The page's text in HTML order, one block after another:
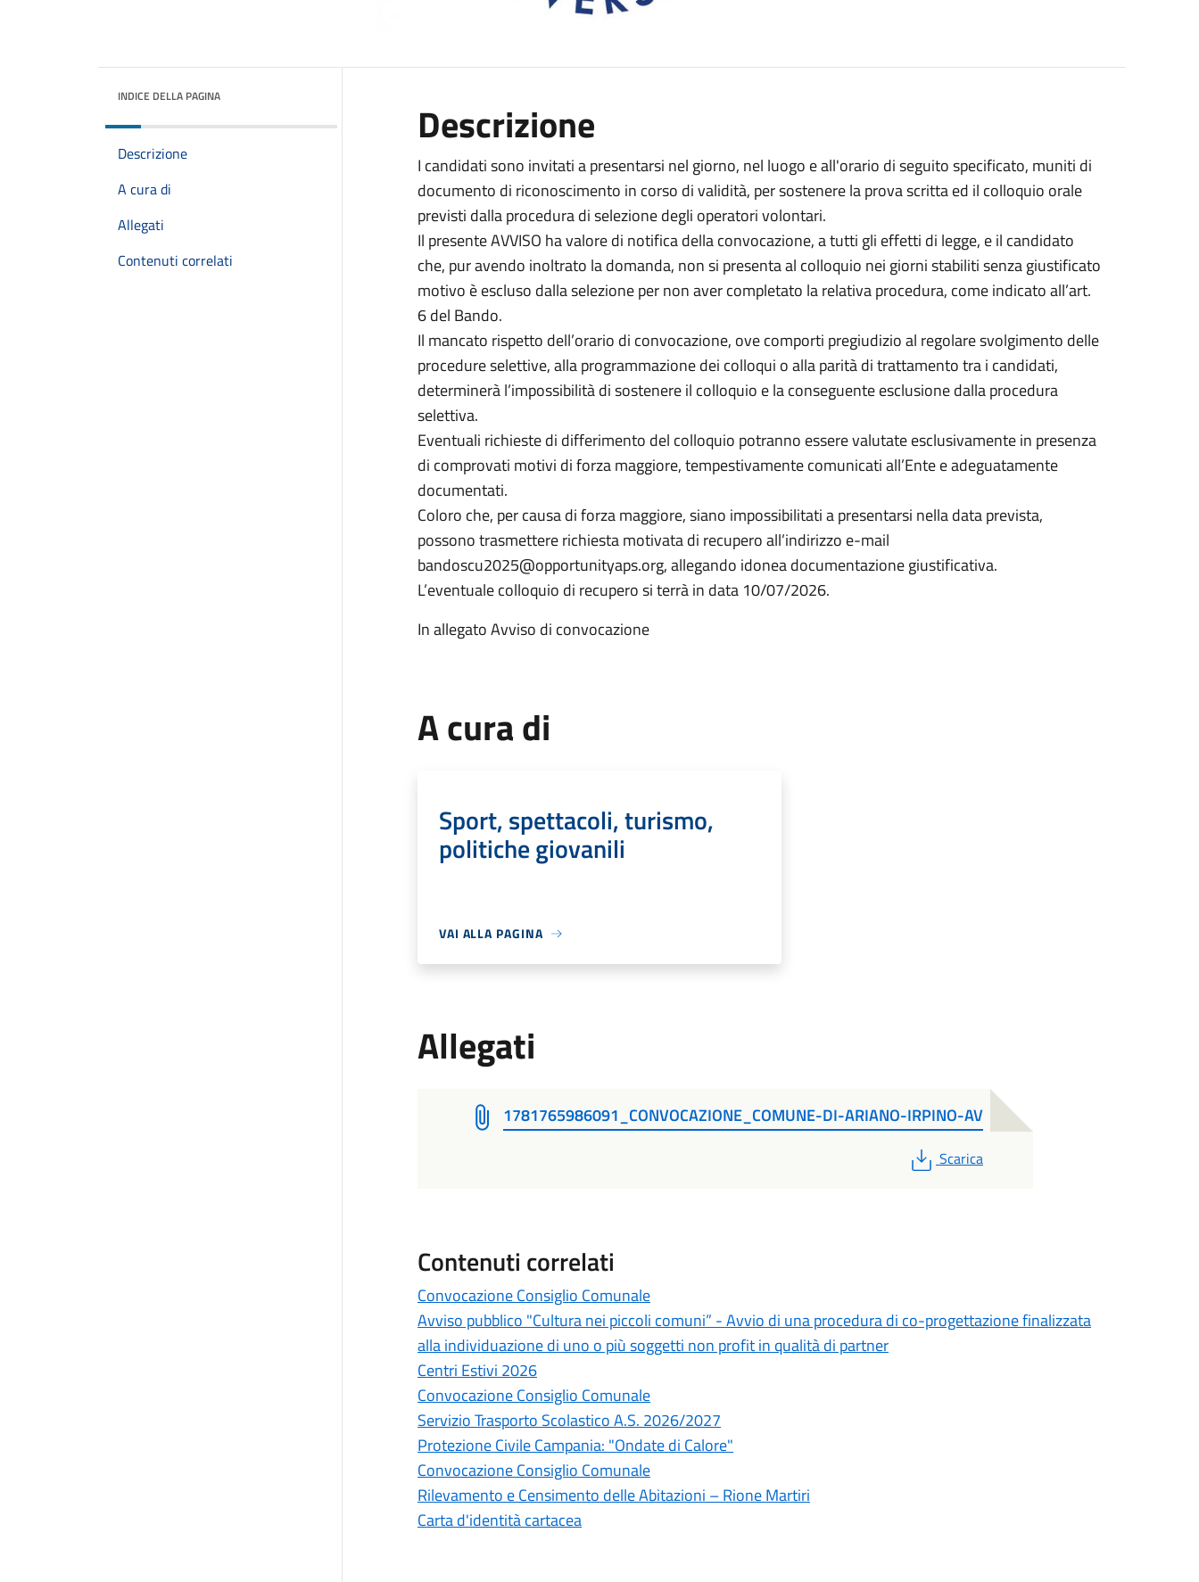
INDICE DELLA PAGINA
Descrizione
A cura di
Allegati
Contenuti correlati
Descrizione
I candidati sono invitati a presentarsi nel giorno, nel luogo e all'orario di seguito specificato, muniti di
documento di riconoscimento in corso di validità, per sostenere la prova scritta ed il colloquio orale
previsti dalla procedura di selezione degli operatori volontari.
Il presente AVVISO ha valore di notifica della convocazione, a tutti gli effetti di legge, e il candidato
che, pur avendo inoltrato la domanda, non si presenta al colloquio nei giorni stabiliti senza giustificato
motivo è escluso dalla selezione per non aver completato la relativa procedura, come indicato all’art.
6 del Bando.
Il mancato rispetto dell’orario di convocazione, ove comporti pregiudizio al regolare svolgimento delle
procedure selettive, alla programmazione dei colloqui o alla parità di trattamento tra i candidati,
determinerà l’impossibilità di sostenere il colloquio e la conseguente esclusione dalla procedura
selettiva.
Eventuali richieste di differimento del colloquio potranno essere valutate esclusivamente in presenza
di comprovati motivi di forza maggiore, tempestivamente comunicati all’Ente e adeguatamente
documentati.
Coloro che, per causa di forza maggiore, siano impossibilitati a presentarsi nella data prevista,
possono trasmettere richiesta motivata di recupero all’indirizzo e-mail
bandoscu2025@opportunityaps.org, allegando idonea documentazione giustificativa.
L’eventuale colloquio di recupero si terrà in data 10/07/2026.
In allegato Avviso di convocazione
A cura di
Sport, spettacoli, turismo,
politiche giovanili
VAI ALLA PAGINA
Allegati
1781765986091_CONVOCAZIONE_COMUNE-DI-ARIANO-IRPINO-AV
PDF
Scarica
Contenuti correlati
Convocazione Consiglio Comunale
Avviso pubblico "Cultura nei piccoli comuni” - Avvio di una procedura di co-progettazione finalizzata
alla individuazione di uno o più soggetti non profit in qualità di partner
Centri Estivi 2026
Convocazione Consiglio Comunale
Servizio Trasporto Scolastico A.S. 2026/2027
Protezione Civile Campania: "Ondate di Calore"
Convocazione Consiglio Comunale
Rilevamento e Censimento delle Abitazioni – Rione Martiri
Carta d'identità cartacea